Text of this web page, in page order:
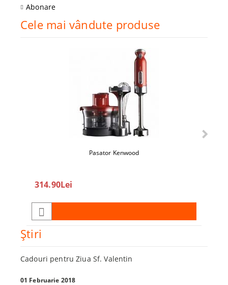
Abonare
Cele mai vândute produse
Pasator Kenwood
314.90Lei
Ştiri
Cadouri pentru Ziua Sf. Valentin
01 Februarie 2018